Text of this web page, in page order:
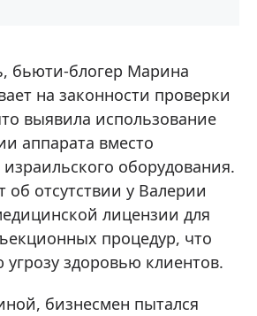
бьюти-блогер Марина
на законности проверки
выявила использование
аппарата вместо
оборудования.
об отсутствии у Валерии
лицензии для
процедур, что
угрозу здоровью клиентов.
бизнесмен пытался